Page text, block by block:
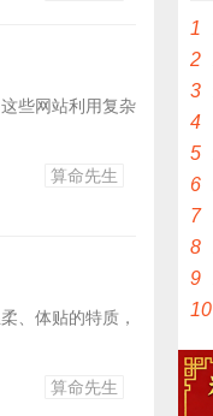
些网站利用复杂
算命先生
、体贴的特质，
算命先生
1
2
3
4
5
6
7
8
9
10